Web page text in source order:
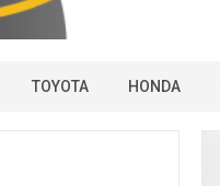
TOYOTA HONDA